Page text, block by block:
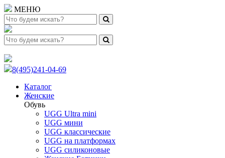
МЕНЮ
8(495)241-04-69
Каталог
Женские
Обувь
UGG Ultra mini
UGG мини
UGG классические
UGG на платформах
UGG силиконовые